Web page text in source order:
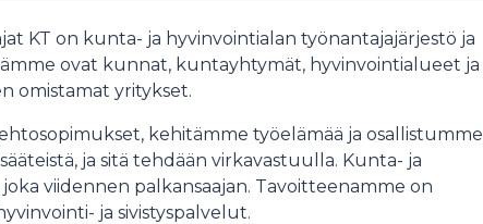
KT on kunta- ja hyvinvointialan työnantajajärjestö ja
ovat kunnat, kuntayhtymät, hyvinvointialueet ja
omistamat yritykset.
kehitämme työelämää ja osallistumme
ja sitä tehdään virkavastuulla. Kunta- ja
viidennen palkansaajan. Tavoitteenamme on
ja sivistyspalvelut.